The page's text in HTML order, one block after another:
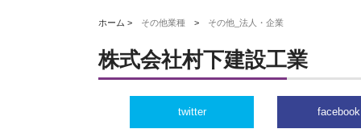
ホーム > その他業種 > その他_法人・企業
株式会社村下建設工業
twitter facebook